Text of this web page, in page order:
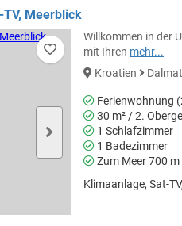
Meerblick
Willkommen in der
mit Ihren mehr...
Kroatien
Ferienwohnung
30 m² / 2.
1 Schlafzimmer
1 Badezimmer
Zum Meer 700 m
Klimaanlage, Sat-